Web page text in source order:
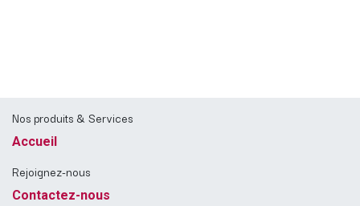
Nos produits & Services
Accueil
Rejoignez-nous
Contactez-nous